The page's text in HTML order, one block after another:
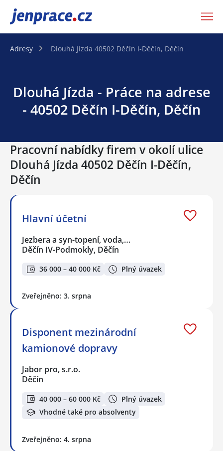
JenPráce.cz
Adresy Dlouhá Jízda 40502 Děčín I-Děčín, Děčín
Dlouhá Jízda - Práce na adrese
- 40502 Děčín I-Děčín, Děčín
Pracovní nabídky firem v okolí ulice
Dlouhá Jízda 40502 Děčín I-Děčín,
Děčín
Hlavní účetní
Jezbera a syn-topení, voda,…
Děčín IV-Podmokly, Děčín
36 000 – 40 000 Kč Plný úvazek
Zveřejněno: 3. srpna
Disponent mezinárodní
kamionové dopravy
Jabor pro, s.r.o.
Děčín
40 000 – 60 000 Kč
Plný úvazek
Vhodné také pro absolventy
Zveřejněno: 4. srpna